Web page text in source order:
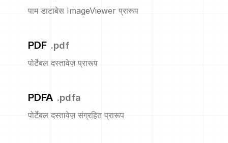
पाम डाटाबेस ImageViewer प्रारूप
PDF .pdf
पोर्टेबल दस्तावेज़ प्रारूप
PDFA .pdfa
पोर्टेबल दस्तावेज़ संग्रहित प्रारूप